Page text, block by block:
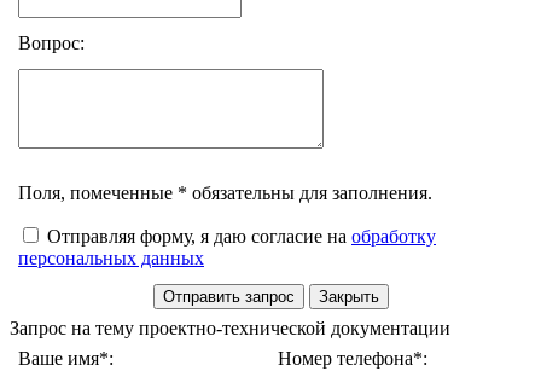
Вопрос:
Поля, помеченные * обязательны для заполнения.
Отправляя форму, я даю согласие на обработку
персональных данных
Запрос на тему проектно-технической документации
Ваше имя*:
Номер телефона*: